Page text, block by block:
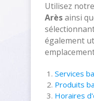
Utilisez
Arèsainsi
également
Services
Produits
Horaires